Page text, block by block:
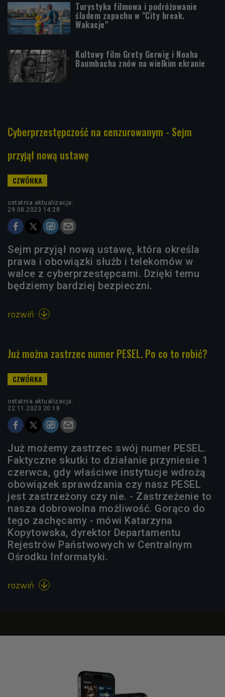
Turystyka filmowa i podróżowanie
śladem zapachu w "City break.
Wakacje"
Kultowy film Grety Gerwig i Noaha
Baumbacha znów na wielkim ekranie
Cyberprzestępczość na cenzurowanym - Sejm
przyjął nową ustawę
ostatnia aktualizacja:
29.08.2023 14:28
Sejm przyjął nową ustawę, która określa
prawa i obowiązki służb i telekomów w
walce z cyberprzestępcami. Dzięki temu
będziemy bardziej bezpieczni.
rozwiń 
Już można zastrzec numer PESEL. Po co to robić?
ostatnia aktualizacja:
22.11.2023 20:18
Już możemy zastrzec swój numer PESEL.
Faktyczne skutki to działanie przyniesie 1
czerwca, gdy właściwe instytucje wdrożą
obowiązek sprawdzania czy nasz PESEL
jest zastrzeżony czy nie. - Zastrzeżenie to
nasza dobrowolna możliwość. Gorąco do
tego zachęcamy - mówi Katarzyna
Kopytowska, dyrektor Departamentu
Rejestrów Państwowych w Centralnym
Ośrodku Informatyki.
rozwiń 